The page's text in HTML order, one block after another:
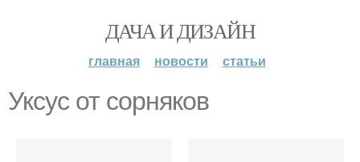
ДАЧА И ДИЗАЙН
главная новости статьи
Уксус от сорняков